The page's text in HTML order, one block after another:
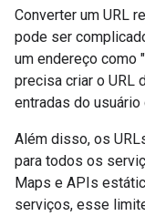
Converter um URL
pode ser
um endereço como
precisa criar o URL
entradas do
Além disso, os
para todos os
Maps e APIs
serviços, esse